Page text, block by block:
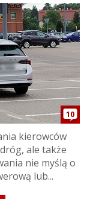
10
kierowców
ale także
nie myślą o
lub...